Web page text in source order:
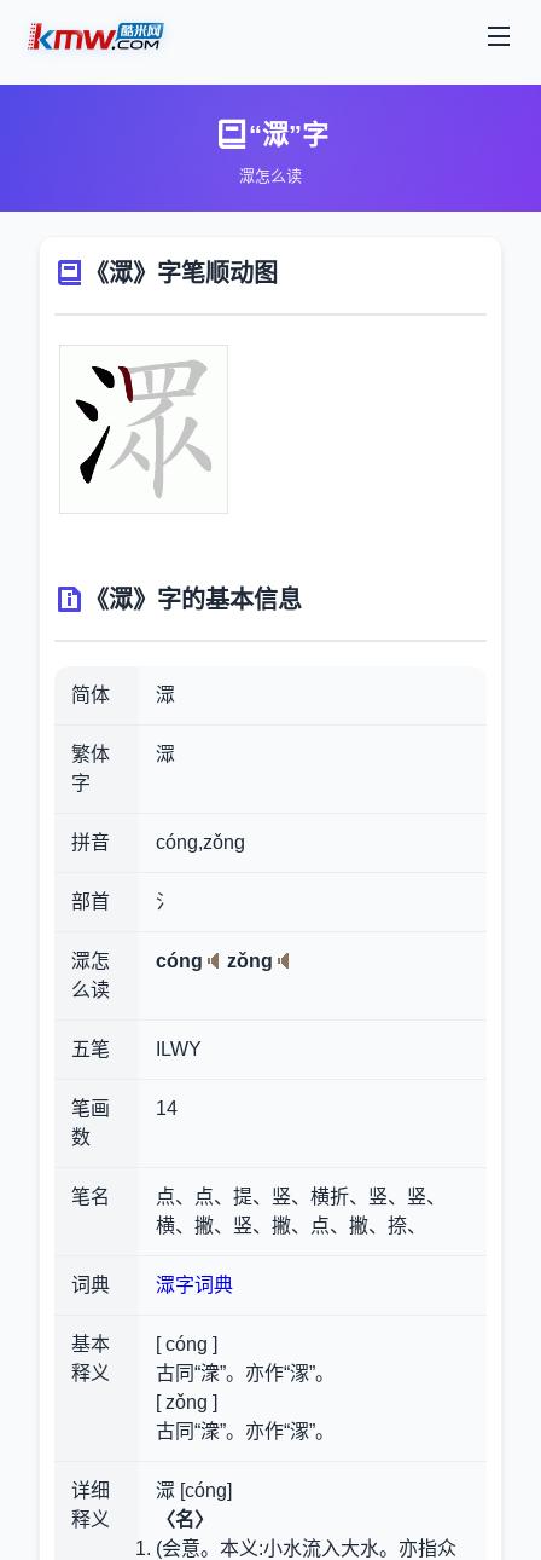
“潀”字
潀怎么读
《潀》字笔顺动图
《潀》字的基本信息
简体 潀
繁体
字
潀
拼音 cóng,zǒng
部首 氵
潀怎
么读
cóng zǒng
五笔 ILWY
笔画
数
14
笔名
点、点、提、竖、横折、竖、竖、
横、撇、竖、撇、点、撇、捺、
词典 潀字词典
基本
释义
[ cóng ]
古同“潨”。亦作“潈”。
[ zǒng ]
古同“潨”。亦作“潈”。
详细
释义
潀 [cóng]
〈名〉
(会意。本义:小水流入大水。亦指众